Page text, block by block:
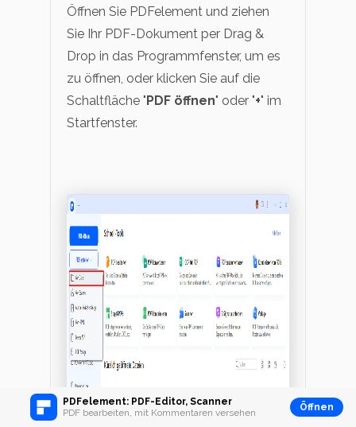
PDFelement: PDF-Editor, Scanner
PDF bearbeiten, mit Kommentaren versehen
Öffnen
Öffnen Sie PDFelement und ziehen
Sie Ihr PDF-Dokument per Drag &
Drop in das Programmfenster, um es
zu öffnen, oder klicken Sie auf die
Schaltfläche " PDF öffnen" oder "+" im
Startfenster.